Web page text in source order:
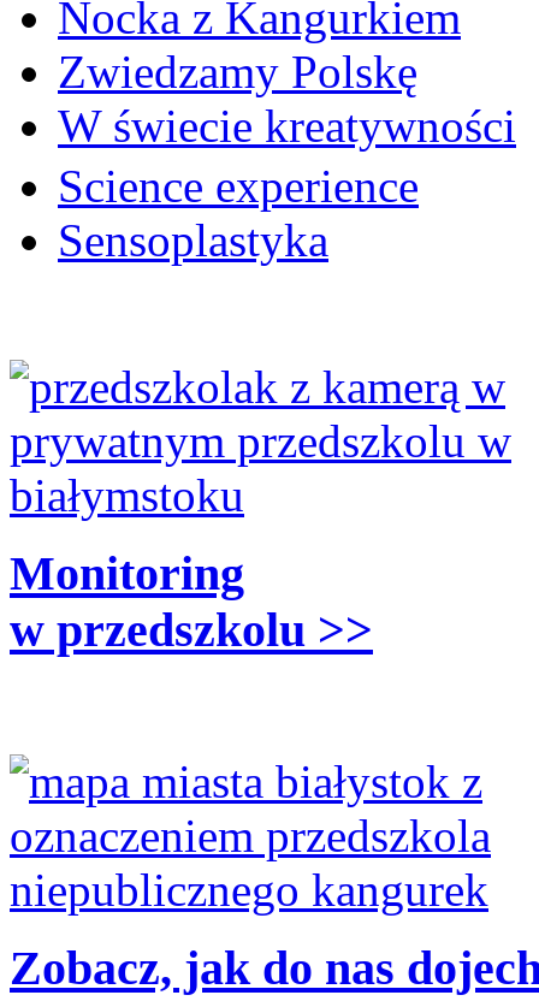
Nocka z Kangurkiem
Zwiedzamy Polskę
W świecie kreatywności
Science experience
Sensoplastyka
Monitoring
w przedszkolu >>
Zobacz, jak do nas